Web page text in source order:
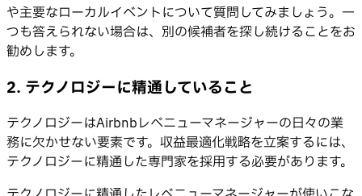
や主要なローカルイベントについて質問してみましょう。一
つも答えられない場合は、別の候補者を探し続けることをお
勧めします。
2. テクノロジーに精通していること
テクノロジーはAirbnbレベニューマネージャーの日々の業
務に欠かせない要素です。収益最適化戦略を立案するには、
テクノロジーに精通した専門家を採用する必要があります。